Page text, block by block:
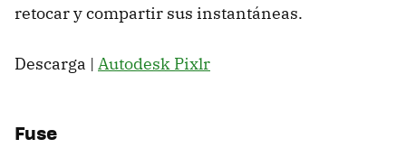
retocar y compartir sus instantáneas.
Descarga | Autodesk Pixlr
Fuse